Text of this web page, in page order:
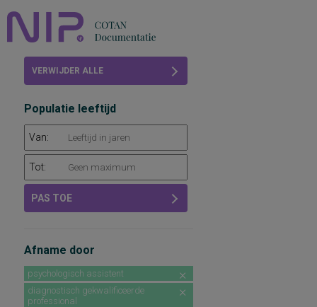
Abonneren
VERWIJDER ALLE
Populatie leeftijd
Van:
Tot:
PAS TOE
Afname door
psychologisch assistent
diagnostisch gekwalificeerde
professional